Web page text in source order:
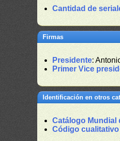
Cantidad de
Firmas
Presidente:
Primer Vice
Identificación en otros
Catálogo Mundial
Código